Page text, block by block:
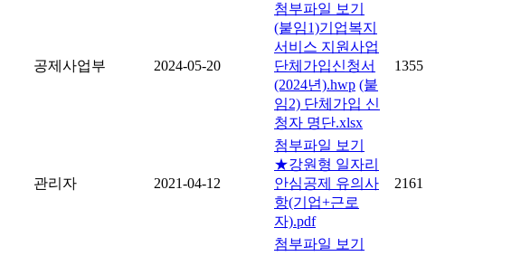
공제사업부 2024-05-20
첨부파일 보기
(붙임1)기업복지
서비스 지원사업
단체가입신청서
(2024년).hwp (붙
임2) 단체가입 신
청자 명단.xlsx
1355
관리자 2021-04-12
첨부파일 보기
★강원형 일자리
안심공제 유의사
항(기업+근로
자).pdf
2161
첨부파일 보기